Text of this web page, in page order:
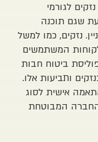
לגורמי
שגם תוכנה
נזקים, כמו למשל
המשתמשים
ביטוח חבות
ותביעות אלו.
אישית לסוג
החברה המבוטחת